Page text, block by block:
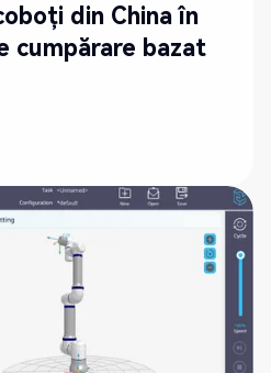
din China în
cumpărare bazat